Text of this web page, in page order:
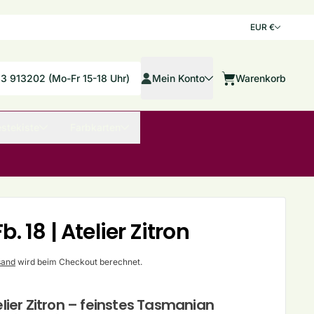
Land/
EUR €
913202 (Mo-Fr 15-18 Uhr)
Mein Konto
Mein Konto Warenkorb
Warenkorb
18 | Atelier Zitron
wird beim Checkout berechnet.
Zitron – feinstes Tasmanian